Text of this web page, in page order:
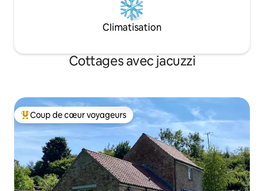
Climatisation
Cottages avec jacuzzi
Coups de cœur voyageurs les plus appréciés
Coup de cœur voyageurs